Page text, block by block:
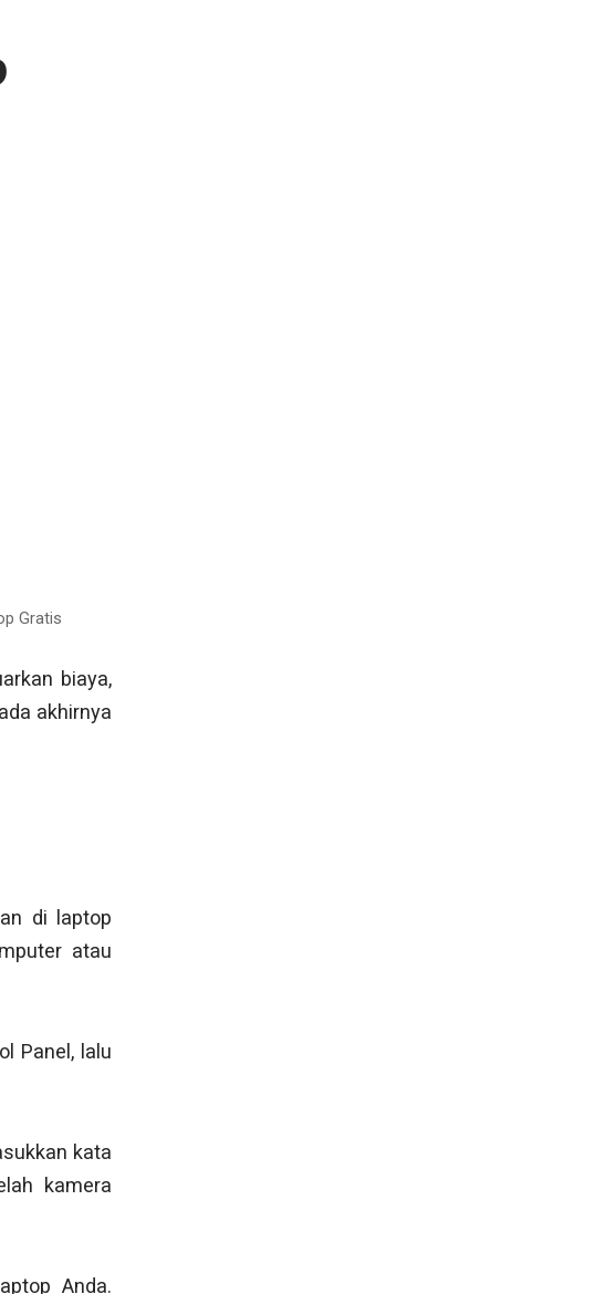
Gratis
biaya,
akhirnya
di laptop
atau
Panel, lalu
kata
kamera
Anda.